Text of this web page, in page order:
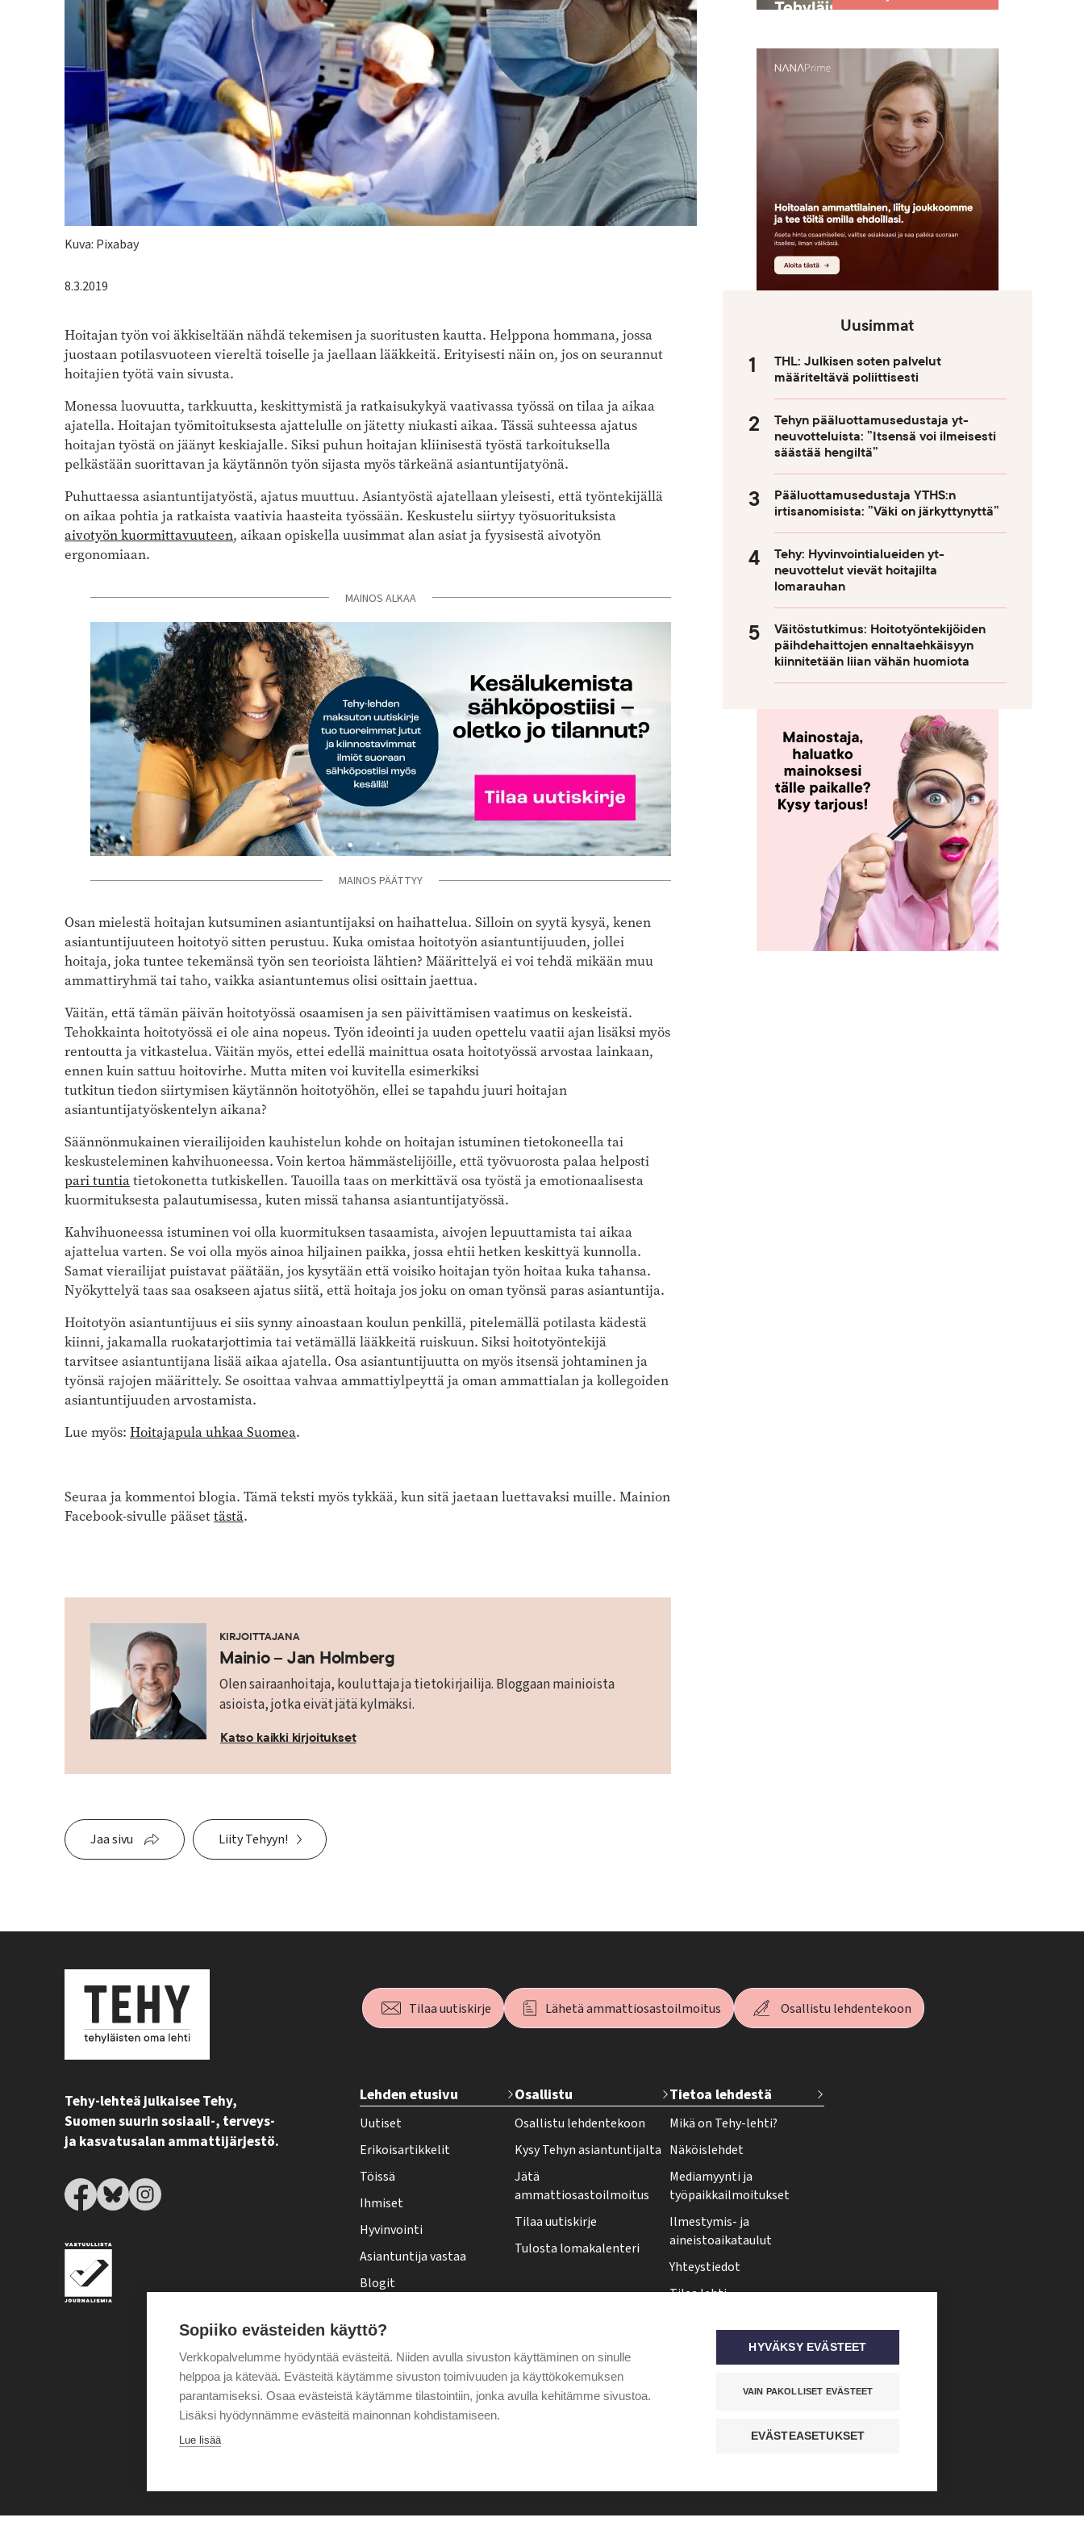
Kuvateksti
Kuva: Pixabay
8.3.2019
Hoitajan työn voi äkkiseltään nähdä tekemisen ja suoritusten kautta. Helppona hommana, jossa
juostaan potilasvuoteen viereltä toiselle ja jaellaan lääkkeitä. Erityisesti näin on, jos on seurannut
hoitajien työtä vain sivusta.
Monessa luovuutta, tarkkuutta, keskittymistä ja ratkaisukykyä vaativassa työssä on tilaa ja aikaa
ajatella. Hoitajan työmitoituksesta ajattelulle on jätetty niukasti aikaa. Tässä suhteessa ajatus
hoitajan työstä on jäänyt keskiajalle. Siksi puhun hoitajan kliinisestä työstä tarkoituksella
pelkästään suorittavan ja käytännön työn sijasta myös tärkeänä asiantuntijatyönä.
Puhuttaessa asiantuntijatyöstä, ajatus muuttuu. Asiantyöstä ajatellaan yleisesti, että työntekijällä
on aikaa pohtia ja ratkaista vaativia haasteita työssään. Keskustelu siirtyy työsuorituksista
aivotyön kuormittavuuteen, aikaan opiskella uusimmat alan asiat ja fyysisestä aivotyön
ergonomiaan.
MAINOS ALKAA
MAINOS PÄÄTTYY
Osan mielestä hoitajan kutsuminen asiantuntijaksi on haihattelua. Silloin on syytä kysyä, kenen
asiantuntijuuteen hoitotyö sitten perustuu. Kuka omistaa hoitotyön asiantuntijuuden, jollei
hoitaja, joka tuntee tekemänsä työn sen teorioista lähtien? Määrittelyä ei voi tehdä mikään muu
ammattiryhmä tai taho, vaikka asiantuntemus olisi osittain jaettua.
Väitän, että tämän päivän hoitotyössä osaamisen ja sen päivittämisen vaatimus on keskeistä.
Tehokkainta hoitotyössä ei ole aina nopeus. Työn ideointi ja uuden opettelu vaatii ajan lisäksi myös
rentoutta ja vitkastelua. Väitän myös, ettei edellä mainittua osata hoitotyössä arvostaa lainkaan,
ennen kuin sattuu hoitovirhe. Mutta miten voi kuvitella esimerkiksi
tutkitun tiedon siirtymisen käytännön hoitotyöhön, ellei se tapahdu juuri hoitajan
asiantuntijatyöskentelyn aikana?
Säännönmukainen vierailijoiden kauhistelun kohde on hoitajan istuminen tietokoneella tai
keskusteleminen kahvihuoneessa. Voin kertoa hämmästelijöille, että työvuorosta palaa helposti
pari tuntiatietokonetta tutkiskellen. Tauoilla taas on merkittävä osa työstä ja emotionaalisesta
kuormituksesta palautumisessa, kuten missä tahansa asiantuntijatyössä.
Kahvihuoneessa istuminen voi olla kuormituksen tasaamista, aivojen lepuuttamista tai aikaa
ajattelua varten. Se voi olla myös ainoa hiljainen paikka, jossa ehtii hetken keskittyä kunnolla.
Samat vierailijat puistavat päätään, jos kysytään että voisiko hoitajan työn hoitaa kuka tahansa.
Nyökyttelyä taas saa osakseen ajatus siitä, että hoitaja jos joku on oman työnsä paras asiantuntija.
Hoitotyön asiantuntijuus ei siis synny ainoastaan koulun penkillä, pitelemällä potilasta kädestä
kiinni, jakamalla ruokatarjottimia tai vetämällä lääkkeitä ruiskuun. Siksi hoitotyöntekijä
tarvitsee asiantuntijana lisää aikaa ajatella. Osa asiantuntijuutta on myös itsensä johtaminen ja
työnsä rajojen määrittely. Se osoittaa vahvaa ammattiylpeyttä ja oman ammattialan ja kollegoiden
asiantuntijuuden arvostamista.
Lue myös: Hoitajapula uhkaa Suomea.
Seuraa ja kommentoi blogia. Tämä teksti myös tykkää, kun sitä jaetaan luettavaksi muille. Mainion
Facebook-sivulle pääsettästä.
KIRJOITTAJANA
Mainio – Jan Holmberg
Olen sairaanhoitaja, kouluttaja ja tietokirjailija. Bloggaan mainioista
asioista, jotka eivät jätä kylmäksi.
Katso kaikki kirjoitukset
Jaa sivu Liity Tehyyn!
Uusimmat
THL: Julkisen soten palvelut
määriteltävä poliittisesti
Tehyn pääluottamusedustaja yt-
neuvotteluista: ”Itsensä voi ilmeisesti
säästää hengiltä”
Pääluottamusedustaja YTHS:n
irtisanomisista: ”Väki on järkyttynyttä”
Tehy: Hyvinvointialueiden yt-
neuvottelut vievät hoitajilta
lomarauhan
Väitöstutkimus: Hoitotyöntekijöiden
päihdehaittojen ennaltaehkäisyyn
kiinnitetään liian vähän huomiota
Tehy-lehteä julkaisee Tehy,
Suomen suurin sosiaali-, terveys-
ja kasvatusalan ammattijärjestö.
Tilaa uutiskirje Lähetä ammattiosastoilmoitus Osallistu lehdentekoon
e
h
y
-
l
e
h
t
f
o
o
t
Lehden etusivu
Uutiset
Erikoisartikkelit
Töissä
Ihmiset
Hyvinvointi
Asiantuntija vastaa
Blogit
Pääkirjoitus
Puheenjohtajalta
Osallistu
Osallistu lehdentekoon
Kysy Tehyn asiantuntijalta
Jätä
ammattiosastoilmoitus
Tilaa uutiskirje
Tulosta lomakalenteri
Tietoa lehdestä
Mikä on Tehy-lehti?
Näköislehdet
Mediamyynti ja
työpaikkailmoitukset
Ilmestymis- ja
aineistoaikataulut
Yhteystiedot
Tilaa lehti
Tehy-lehti somessa
Sopiiko evästeiden käyttö?
Verkkopalvelumme hyödyntää evästeitä. Niiden avulla sivuston käyttäminen on sinulle
helppoa ja kätevää. Evästeitä käytämme sivuston toimivuuden ja käyttökokemuksen
parantamiseksi. Osaa evästeistä käytämme tilastointiin, jonka avulla kehitämme sivustoa.
Lisäksi hyödynnämme evästeitä mainonnan kohdistamiseen.
Lue lisää
HYVÄKSY EVÄSTEET
VAIN PAKOLLISET EVÄSTEET
EVÄSTEASETUKSET